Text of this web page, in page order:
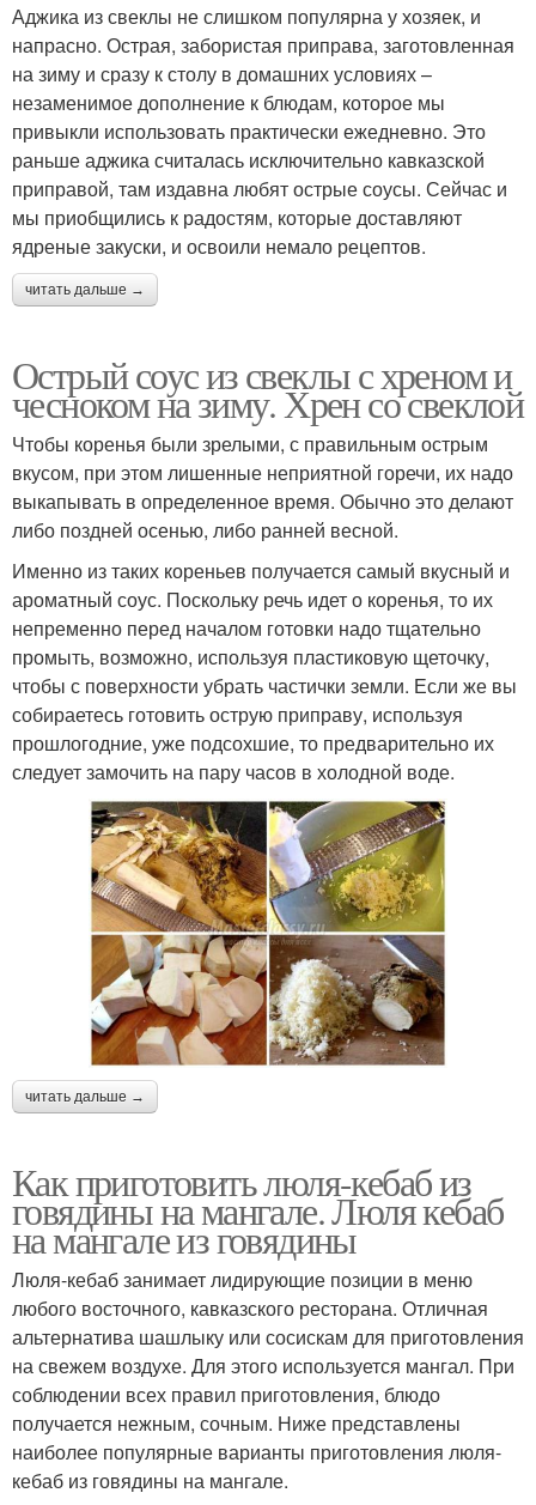
Аджика из свеклы не слишком популярна у хозяек, и
напрасно. Острая, забористая приправа, заготовленная
на зиму и сразу к столу в домашних условиях –
незаменимое дополнение к блюдам, которое мы
привыкли использовать практически ежедневно. Это
раньше аджика считалась исключительно кавказской
приправой, там издавна любят острые соусы. Сейчас и
мы приобщились к радостям, которые доставляют
ядреные закуски, и освоили немало рецептов.
читать дальше →
Острый соус из свеклы с хреном и
чесноком на зиму. Хрен со свеклой
Чтобы коренья были зрелыми, с правильным острым
вкусом, при этом лишенные неприятной горечи, их надо
выкапывать в определенное время. Обычно это делают
либо поздней осенью, либо ранней весной.
Именно из таких кореньев получается самый вкусный и
ароматный соус. Поскольку речь идет о коренья, то их
непременно перед началом готовки надо тщательно
промыть, возможно, используя пластиковую щеточку,
чтобы с поверхности убрать частички земли. Если же вы
собираетесь готовить острую приправу, используя
прошлогодние, уже подсохшие, то предварительно их
следует замочить на пару часов в холодной воде.
читать дальше →
Как приготовить люля-кебаб из
говядины на мангале. Люля кебаб
на мангале из говядины
Люля-кебаб занимает лидирующие позиции в меню
любого восточного, кавказского ресторана. Отличная
альтернатива шашлыку или сосискам для приготовления
на свежем воздухе. Для этого используется мангал. При
соблюдении всех правил приготовления, блюдо
получается нежным, сочным. Ниже представлены
наиболее популярные варианты приготовления люля-
кебаб из говядины на мангале.